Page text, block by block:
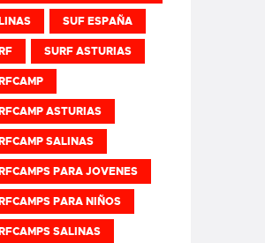
SUF ESPAÑA
SURF ASTURIAS
ASTURIAS
SALINAS
PARA JOVENES
PARA NIÑOS
SALINAS